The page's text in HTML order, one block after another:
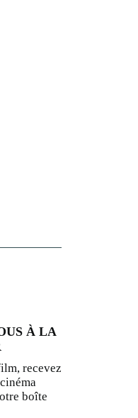
À LA
recevez
boîte